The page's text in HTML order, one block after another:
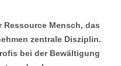
Ressource Mensch, das
zentrale Disziplin.
bei der Bewältigung